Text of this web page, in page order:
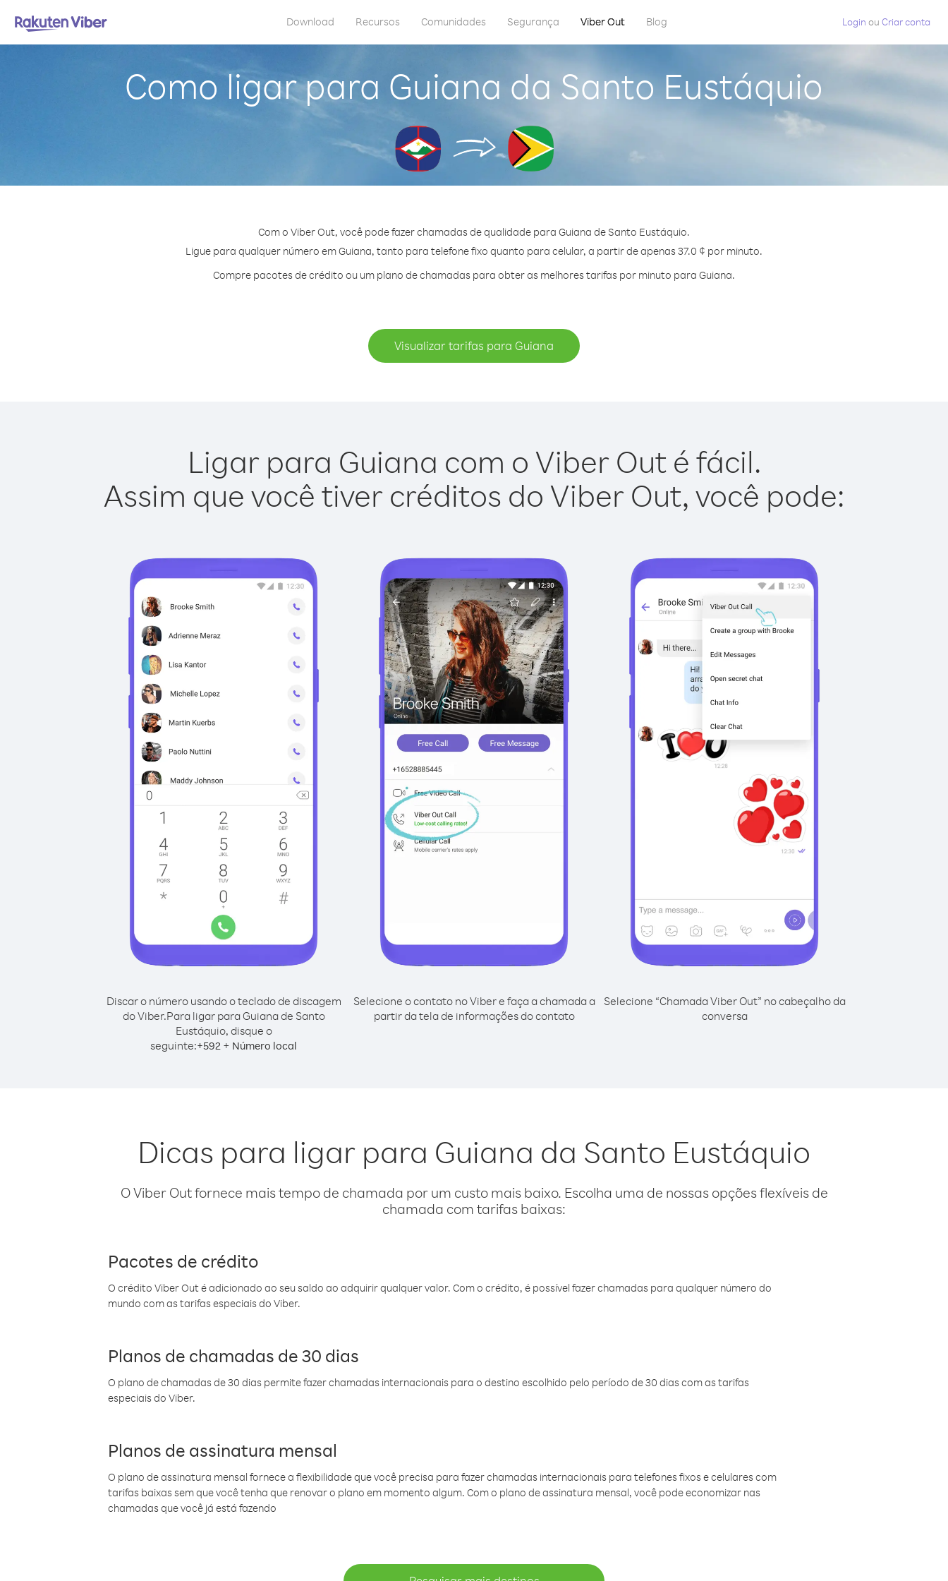
Download Recursos Comunidades Segurança Viber Out Blog Login ou Criar conta
Como ligar para Guiana da Santo Eustáquio
Com o Viber Out, você pode fazer chamadas de qualidade para Guiana de Santo Eustáquio.
Ligue para qualquer número em Guiana, tanto para telefone fixo quanto para celular, a partir de apenas 37.0 ¢ por minuto.
Compre pacotes de crédito ou um plano de chamadas para obter as melhores tarifas por minuto para Guiana.
Visualizar tarifas para Guiana
Ligar para Guiana com o Viber Out é fácil.
Assim que você tiver créditos do Viber Out, você pode:
Discar o número usando o teclado de discagem
do Viber.Para ligar para Guiana de Santo
Eustáquio, disque o
seguinte:+592 + Número local
Selecione o contato no Viber e faça a chamada a
partir da tela de informações do contato
Selecione “Chamada Viber Out” no cabeçalho da
conversa
Dicas para ligar para Guiana da Santo Eustáquio
O Viber Out fornece mais tempo de chamada por um custo mais baixo. Escolha uma de nossas opções flexíveis de
chamada com tarifas baixas:
Pacotes de crédito
O crédito Viber Out é adicionado ao seu saldo ao adquirir qualquer valor. Com o crédito, é possível fazer chamadas para qualquer número do
mundo com as tarifas especiais do Viber.
Planos de chamadas de 30 dias
O plano de chamadas de 30 dias permite fazer chamadas internacionais para o destino escolhido pelo período de 30 dias com as tarifas
especiais do Viber.
Planos de assinatura mensal
O plano de assinatura mensal fornece a flexibilidade que você precisa para fazer chamadas internacionais para telefones fixos e celulares com
tarifas baixas sem que você tenha que renovar o plano em momento algum. Com o plano de assinatura mensal, você pode economizar nas
chamadas que você já está fazendo